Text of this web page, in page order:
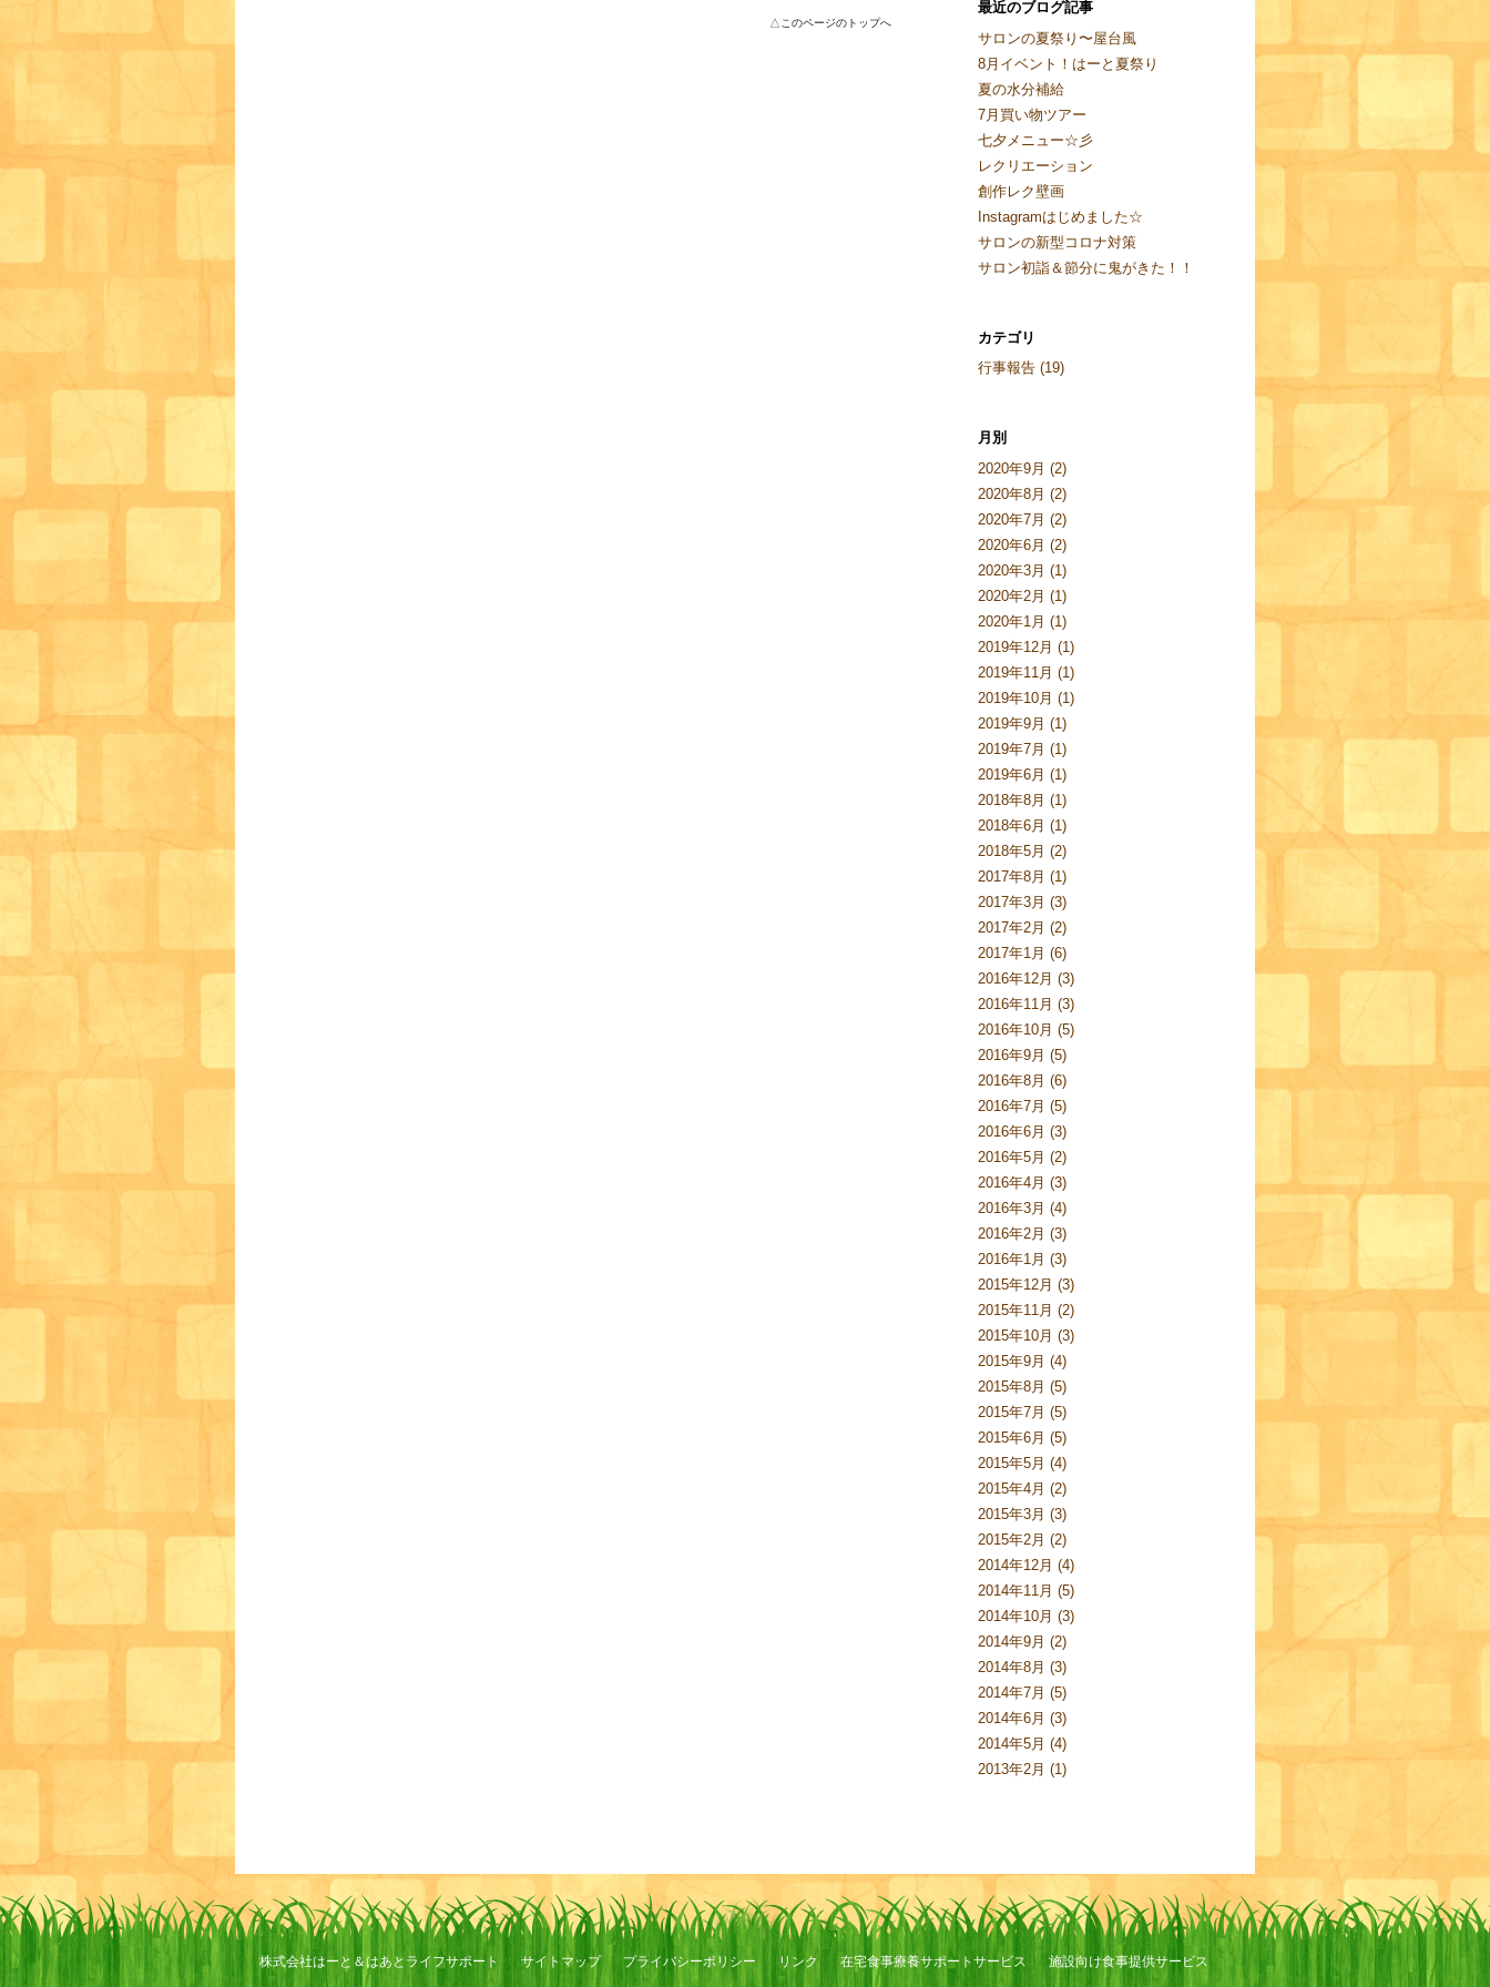
△このページのトップへ
最近のブログ記事
サロンの夏祭り〜屋台風
8月イベント！はーと夏祭り
夏の水分補給
7月買い物ツアー
七夕メニュー☆彡
レクリエーション
創作レク壁画
Instagramはじめました☆
サロンの新型コロナ対策
サロン初詣＆節分に鬼がきた！！
カテゴリ
行事報告 (19)
月別
2020年9月 (2)
2020年8月 (2)
2020年7月 (2)
2020年6月 (2)
2020年3月 (1)
2020年2月 (1)
2020年1月 (1)
2019年12月 (1)
2019年11月 (1)
2019年10月 (1)
2019年9月 (1)
2019年7月 (1)
2019年6月 (1)
2018年8月 (1)
2018年6月 (1)
2018年5月 (2)
2017年8月 (1)
2017年3月 (3)
2017年2月 (2)
2017年1月 (6)
2016年12月 (3)
2016年11月 (3)
2016年10月 (5)
2016年9月 (5)
2016年8月 (6)
2016年7月 (5)
2016年6月 (3)
2016年5月 (2)
2016年4月 (3)
2016年3月 (4)
2016年2月 (3)
2016年1月 (3)
2015年12月 (3)
2015年11月 (2)
2015年10月 (3)
2015年9月 (4)
2015年8月 (5)
2015年7月 (5)
2015年6月 (5)
2015年5月 (4)
2015年4月 (2)
2015年3月 (3)
2015年2月 (2)
2014年12月 (4)
2014年11月 (5)
2014年10月 (3)
2014年9月 (2)
2014年8月 (3)
2014年7月 (5)
2014年6月 (3)
2014年5月 (4)
2013年2月 (1)
株式会社はーと＆はあとライフサポート サイトマップ プライバシーポリシー リンク 在宅食事療養サポートサービス 施設向け食事提供サービス